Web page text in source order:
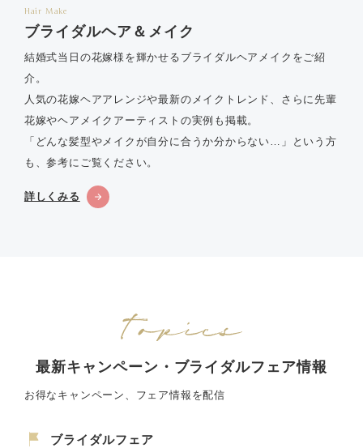
Hair Make
ブライダルヘア＆メイク
結婚式当日の花嫁様を輝かせるブライダルヘアメイクをご紹
介。
人気の花嫁ヘアアレンジや最新のメイクトレンド、さらに先輩
花嫁やヘアメイクアーティストの実例も掲載。
「どんな髪型やメイクが自分に合うか分からない…」という方
も、参考にご覧ください。
詳しくみる
最新キャンペーン・ブライダルフェア情報
お得なキャンペーン、フェア情報を配信
ブライダルフェア